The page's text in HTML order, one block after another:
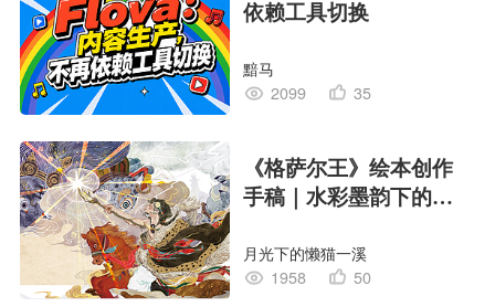
依赖工具切换
黯马
2099
35
《格萨尔王》绘本创作
手稿｜水彩墨韵下的史
月光下的懒猫一溪
1958
50